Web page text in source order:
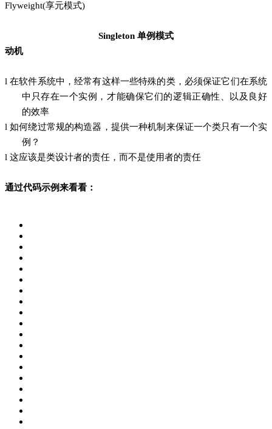
Flyweight(享元模式)
Singleton 单例模式
动机
l 在软件系统中，经常有这样一些特殊的类，必须保证它们在系统
中只存在一个实例，才能确保它们的逻辑正确性、以及良好
的效率
l 如何绕过常规的构造器，提供一种机制来保证一个类只有一个实
例？
l 这应该是类设计者的责任，而不是使用者的责任
通过代码示例来看看：